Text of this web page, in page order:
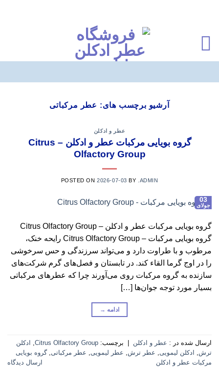
آرشیو برچسب های: عطر مرکباتی
عطر و ادکلن
گروه بویایی مرکبات عطر و ادکلن – Citrus
Olfactory Group
POSTED ON2026-07-03 BY .ADMIN
03
جولای
گروه بویایی مرکبات عطر و ادکلن – Citrus Olfactory Group
گروه بویایی مرکبات – Citrus Olfactory Group رایحه‌ خنک،
مرطوب و با طراوت دارد و می‌تواند سرزندگی و حس سرخوشی
را در اوج گرما القاء کند. در تابستان و فصل‌های گرم شرکت‌های
سازنده به گروه مرکبات روی می‌آورند چرا که عطرهای مرکباتی
بسیار مورد توجه جوان‌ها […]
ادامه →
ارسال شده در : عطر و ادکلن برچسب: Citrus Olfactory Group
,
ادکلن
ترش, ادکلن لیمویی, عطر ترش, عطر لیمویی, عطر مرکباتی,گروه بویایی
مرکبات عطر و ادکلن
ارسال دیدگاه